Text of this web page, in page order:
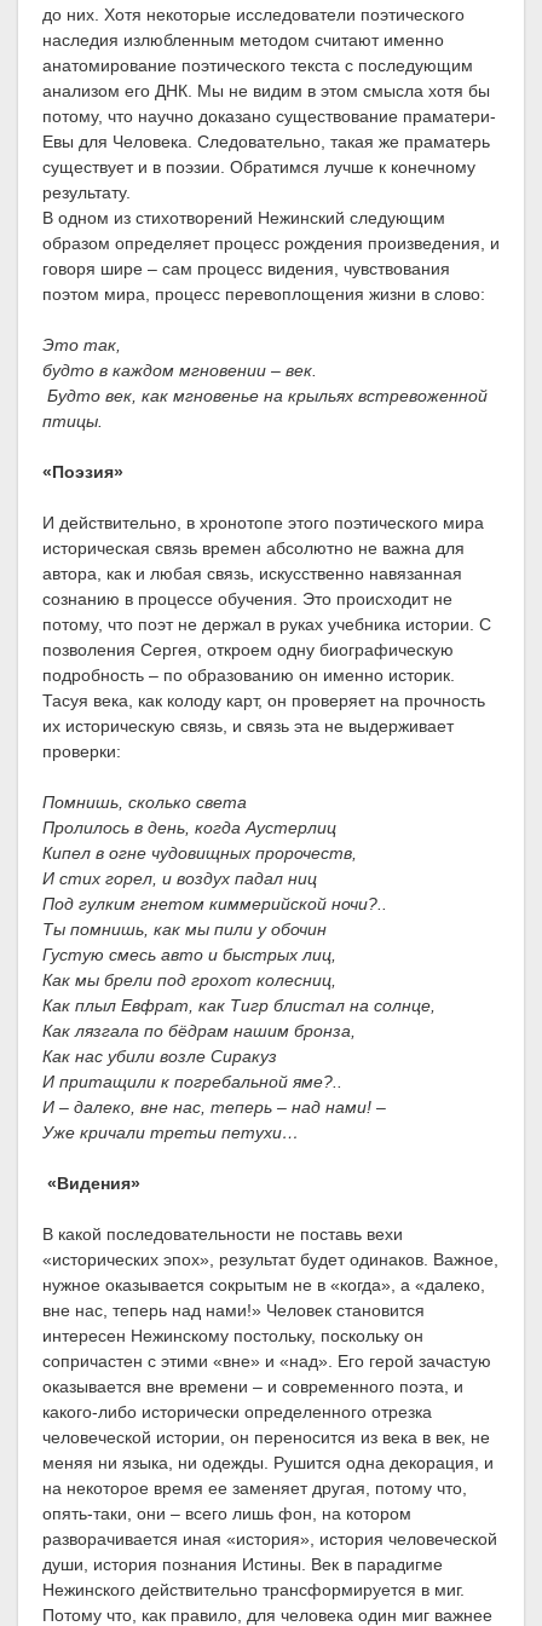
до них. Хотя некоторые исследователи поэтического
наследия излюбленным методом считают именно
анатомирование поэтического текста с последующим
анализом его ДНК. Мы не видим в этом смысла хотя бы
потому, что научно доказано существование праматери-
Евы для Человека. Следовательно, такая же праматерь
существует и в поэзии. Обратимся лучше к конечному
результату.
В одном из стихотворений Нежинский следующим
образом определяет процесс рождения произведения, и
говоря шире – сам процесс видения, чувствования
поэтом мира, процесс перевоплощения жизни в слово:
Это так,
будто в каждом мгновении – век.
Будто век, как мгновенье на крыльях встревоженной
птицы.
«Поэзия»
И действительно, в хронотопе этого поэтического мира
историческая связь времен абсолютно не важна для
автора, как и любая связь, искусственно навязанная
сознанию в процессе обучения. Это происходит не
потому, что поэт не держал в руках учебника истории. С
позволения Сергея, откроем одну биографическую
подробность – по образованию он именно историк.
Тасуя века, как колоду карт, он проверяет на прочность
их историческую связь, и связь эта не выдерживает
проверки:
Помнишь, сколько света
Пролилось в день, когда Аустерлиц
Кипел в огне чудовищных пророчеств,
И стих горел, и воздух падал ниц
Под гулким гнетом киммерийской ночи?..
Ты помнишь, как мы пили у обочин
Густую смесь авто и быстрых лиц,
Как мы брели под грохот колесниц,
Как плыл Евфрат, как Тигр блистал на солнце,
Как лязгала по бёдрам нашим бронза,
Как нас убили возле Сиракуз
И притащили к погребальной яме?..
И – далеко, вне нас, теперь – над нами! –
Уже кричали третьи петухи…
«Видения»
В какой последовательности не поставь вехи
«исторических эпох», результат будет одинаков. Важное,
нужное оказывается сокрытым не в «когда», а «далеко,
вне нас, теперь над нами!» Человек становится
интересен Нежинскому постольку, поскольку он
сопричастен с этими «вне» и «над». Его герой зачастую
оказывается вне времени – и современного поэта, и
какого-либо исторически определенного отрезка
человеческой истории, он переносится из века в век, не
меняя ни языка, ни одежды. Рушится одна декорация, и
на некоторое время ее заменяет другая, потому что,
опять-таки, они – всего лишь фон, на котором
разворачивается иная «история», история человеческой
души, история познания Истины. Век в парадигме
Нежинского действительно трансформируется в миг.
Потому что, как правило, для человека один миг важнее